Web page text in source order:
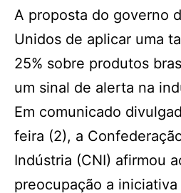
A proposta do governo
Unidos de aplicar uma
25% sobre produtos
um sinal de alerta na
Em comunicado
feira (2), a
Indústria (CNI) afirmou
preocupação a